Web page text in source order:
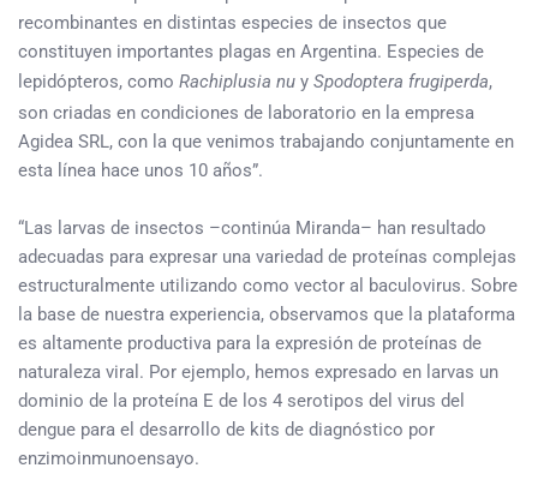
recombinantes en distintas especies de insectos que
constituyen importantes plagas en Argentina. Especies de
lepidópteros, como Rachiplusia nu y Spodoptera frugiperda,
son criadas en condiciones de laboratorio en la empresa
Agidea SRL, con la que venimos trabajando conjuntamente en
esta línea hace unos 10 años”.
“Las larvas de insectos –continúa Miranda– han resultado
adecuadas para expresar una variedad de proteínas complejas
estructuralmente utilizando como vector al baculovirus. Sobre
la base de nuestra experiencia, observamos que la plataforma
es altamente productiva para la expresión de proteínas de
naturaleza viral. Por ejemplo, hemos expresado en larvas un
dominio de la proteína E de los 4 serotipos del virus del
dengue para el desarrollo de kits de diagnóstico por
enzimoinmunoensayo.